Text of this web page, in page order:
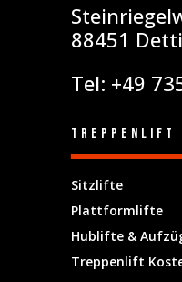
88451
Tel: +49
Treppenlift
Sitzlifte
Plattformlifte
Hublifte &
Treppenlift